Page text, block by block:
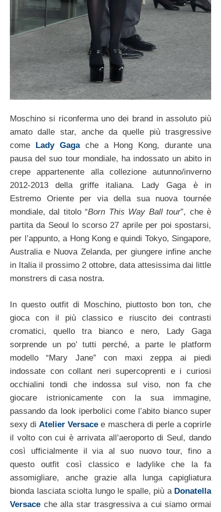
Moschino si riconferma uno dei brand in assoluto più
amato dalle star, anche da quelle più trasgressive
come
Lady Gagache a Hong Kong, durante una
pausa del suo tour mondiale, ha indossato un abito in
crepe appartenente alla collezione autunno/inverno
2012-2013 della griffe italiana. Lady Gaga è in
Estremo Oriente per via della sua nuova tournée
mondiale, dal titolo “Born This Way Ball tour”, che è
partita da Seoul lo scorso 27 aprile per poi spostarsi,
per l’appunto, a Hong Kong e quindi Tokyo, Singapore,
Australia e Nuova Zelanda, per giungere infine anche
in Italia il prossimo 2 ottobre, data attesissima dai little
monstrers di casa nostra.
In questo outfit di Moschino, piuttosto bon ton, che
gioca con il più classico e riuscito dei contrasti
cromatici, quello tra bianco e nero, Lady Gaga
sorprende un po’ tutti perché, a parte le platform
modello “Mary Jane” con maxi zeppa ai piedi
indossate con collant neri supercoprenti e i curiosi
occhialini tondi che indossa sul viso, non fa che
giocare istrionicamente con la sua immagine,
passando da look iperbolici come l’abito bianco super
sexy diAtelier Versace e maschera di perle a coprirle
il volto con cui è arrivata all’aeroporto di Seul, dando
così ufficialmente il via al suo nuovo tour, fino a
questo outfit così classico e ladylike che la fa
assomigliare, anche grazie alla lunga capigliatura
bionda lasciata sciolta lungo le spalle, più a Donatella
Versace che alla star trasgressiva a cui siamo ormai